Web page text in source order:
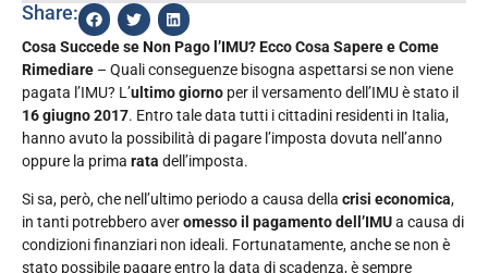
Share:
Cosa Succede se Non Pago l’IMU? Ecco Cosa Sapere e Come
Rimediare – Quali conseguenze bisogna aspettarsi se non viene
pagata l’IMU? L’ultimo giorno per il versamento dell’IMU è stato il
16 giugno 2017. Entro tale data tutti i cittadini residenti in Italia,
hanno avuto la possibilità di pagare l’imposta dovuta nell’anno
oppure la prima rata dell’imposta.
Si sa, però, che nell’ultimo periodo a causa della crisi economica,
in tanti potrebbero averomesso il pagamento dell’IMUa causa di
condizioni finanziari non ideali. Fortunatamente, anche se non è
stato possibile pagare entro la data di scadenza, è sempre